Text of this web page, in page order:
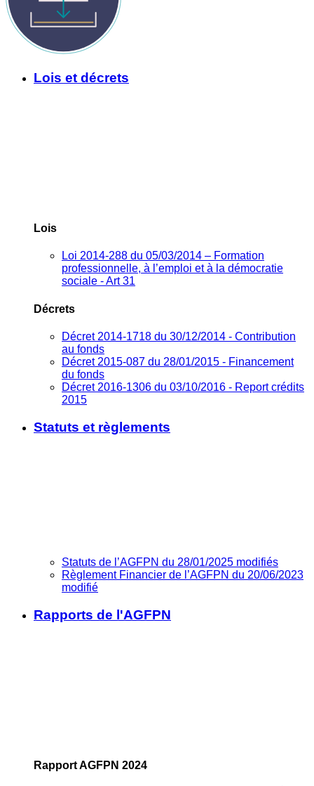
Lois et décrets
Lois
Loi 2014-288 du 05/03/2014 – Formation
professionnelle, à l’emploi et à la démocratie
sociale - Art 31
Décrets
Décret 2014-1718 du 30/12/2014 - Contribution
au fonds
Décret 2015-087 du 28/01/2015 - Financement
du fonds
Décret 2016-1306 du 03/10/2016 - Report crédits
2015
Statuts et règlements
Statuts de l’AGFPN du 28/01/2025 modifiés
Règlement Financier de l’AGFPN du 20/06/2023
modifié
Rapports de l'AGFPN
Rapport AGFPN 2024